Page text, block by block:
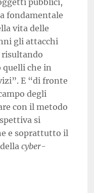
pubblici,
fondamentale
vita delle
gli attacchi
quelli che in
E “di fronte
degli
con il metodo
si
e soprattutto il
cyber-